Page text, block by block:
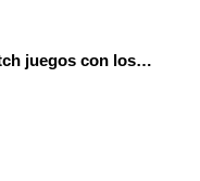
Programa con Scratch juegos con los partidos del mundial 2026 ganados por España